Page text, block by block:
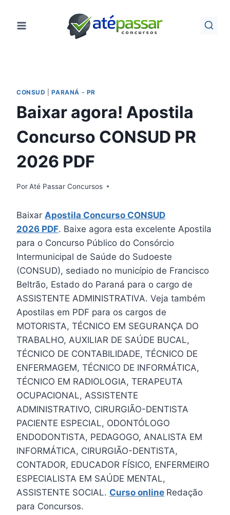
para
CONSUD |PARANÁ - PR
Baixar agora! Apostila
Concurso CONSUD PR
2026 PDF
PorAté Passar Concursos
Baixar Apostila Concurso CONSUD
2026 PDF. Baixe agora esta excelente Apostila
para o Concurso Público do Consórcio
Intermunicipal de Saúde do Sudoeste
(CONSUD), sediado no município de Francisco
Beltrão, Estado do Paraná para o cargo de
ASSISTENTE ADMINISTRATIVA. Veja também
Apostilas em PDF para os cargos de
MOTORISTA, TÉCNICO EM SEGURANÇA DO
TRABALHO, AUXILIAR DE SAÚDE BUCAL,
TÉCNICO DE CONTABILIDADE, TÉCNICO DE
ENFERMAGEM, TÉCNICO DE INFORMÁTICA,
TÉCNICO EM RADIOLOGIA, TERAPEUTA
OCUPACIONAL, ASSISTENTE
ADMINISTRATIVO, CIRURGIÃO-DENTISTA
PACIENTE ESPECIAL, ODONTÓLOGO
ENDODONTISTA, PEDAGOGO, ANALISTA EM
INFORMÁTICA, CIRURGIÃO-DENTISTA,
CONTADOR, EDUCADOR FÍSICO, ENFERMEIRO
ESPECIALISTA EM SAÚDE MENTAL,
ASSISTENTE SOCIAL. Curso online Redação
para Concursos.